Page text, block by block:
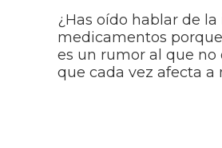
¿Has oído hablar de
medicamentos
es un rumor al que no
que cada vez afecta a